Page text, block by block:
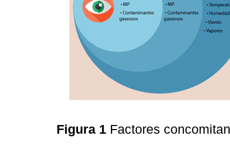
Figura 1 Factores